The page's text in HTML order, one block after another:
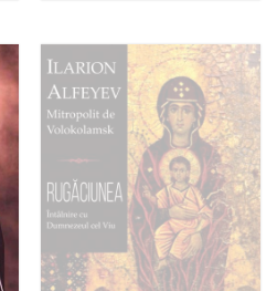
Adaugă în coș Wishlist